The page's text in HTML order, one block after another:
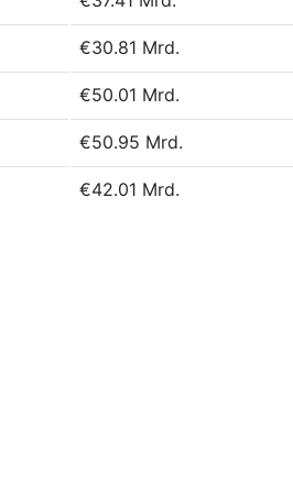
€30.81 Mrd.
€50.01 Mrd.
€50.95 Mrd.
€42.01 Mrd.